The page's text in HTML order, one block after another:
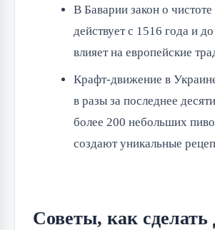
В Баварии закон о чистоте
действует с 1516 года и
влияет на европейские
Крафт-движение в
в разы за последнее
более 200 небольших
создают уникальные
Советы, как сделать